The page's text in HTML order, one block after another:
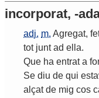
incorporat, -
adj. m. Agregat,
tot junt ad ella.
Que ha entrat a
Se diu de qui
alçat de mig cos